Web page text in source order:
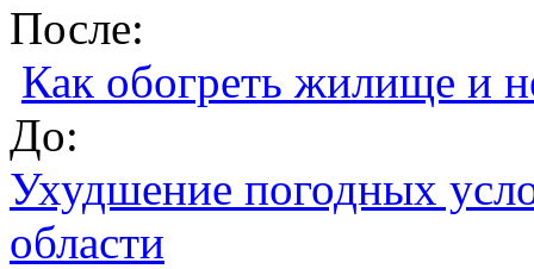
После:
Как обогреть жилище и
До:
Ухудшение погодных
области